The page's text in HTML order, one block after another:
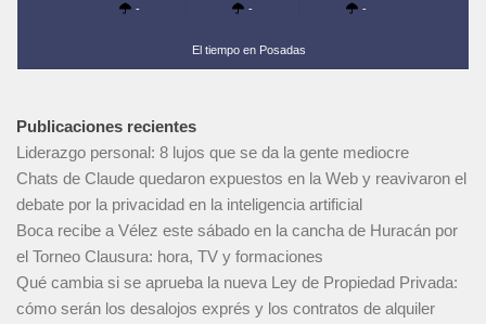
- - -
El tiempo en Posadas
Publicaciones recientes
Liderazgo personal: 8 lujos que se da la gente mediocre
Chats de Claude quedaron expuestos en la Web y reavivaron el
debate por la privacidad en la inteligencia artificial
Boca recibe a Vélez este sábado en la cancha de Huracán por
el Torneo Clausura: hora, TV y formaciones
Qué cambia si se aprueba la nueva Ley de Propiedad Privada:
cómo serán los desalojos exprés y los contratos de alquiler